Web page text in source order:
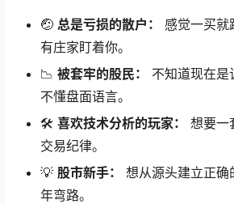
🤕 总是亏损的散户：
感觉一买
有庄家盯着你。
📉 被套牢的股民：
不知道现在
不懂盘面语言。
🛠️ 喜欢技术分析的玩家：
想要
交易纪律。
💡 股市新手：
想从源头建立正
年弯路。